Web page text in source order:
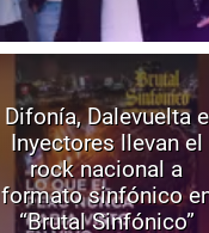
Difonía, Dalevuelta e
Inyectores llevan el
rock nacional a
formato sinfónico
“Brutal Sinfónico”